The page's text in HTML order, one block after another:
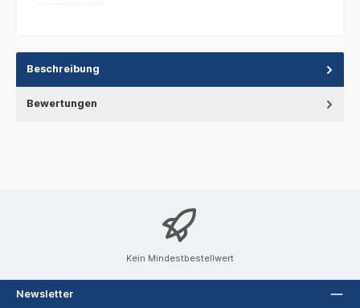
Beschreibung
Bewertungen
Kein Mindestbestellwert
Newsletter